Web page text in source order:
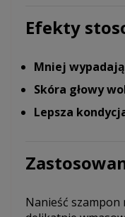
Efekty
Mniej
Skóra głowy
Lepsza
Nanieść szampon